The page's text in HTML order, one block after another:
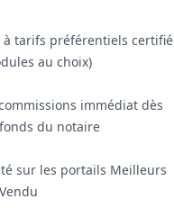
à tarifs préférentiels
au choix)
immédiat dès
du notaire
sur les portails Meilleurs